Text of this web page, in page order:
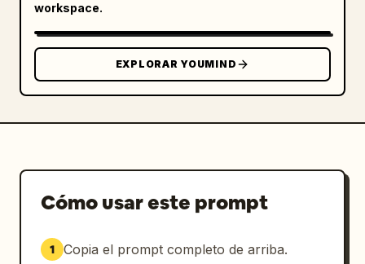
workspace.
EXPLORAR YOUMIND
Cómo usar este prompt
1 Copia el prompt completo de arriba.